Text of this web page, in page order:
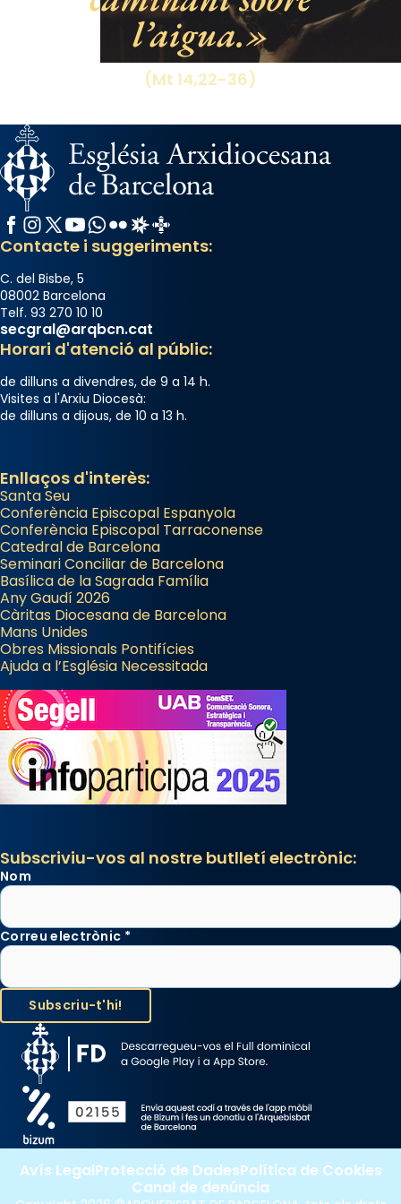
Share
l’aigua.
(Mt 14,22-36)
Facebook
Instagram
X / Twitter
YouTube
WhatsApp
FlickrRadio Estel
Catalunya Cristiana
Contacte i suggeriments:
C. del Bisbe, 5
08002 Barcelona
Telf. 93 270 10 10
secgral@arqbcn.cat
Horari d'atenció al públic:
de dilluns a divendres, de 9 a 14 h.
Visites a l'Arxiu Diocesà:
de dilluns a dijous, de 10 a 13 h.
Enllaços d'interès:
Santa Seu
Conferència Episcopal Espanyola
Conferència Episcopal Tarraconense
Catedral de Barcelona
Seminari Conciliar de Barcelona
Basílica de la Sagrada Família
Any Gaudí 2026
Càritas Diocesana de Barcelona
Mans Unides
Obres Missionals Pontifícies
Ajuda a l’Església Necessitada
Subscriviu-vos al nostre butlletí electrònic:
Nom
Correu electrònic *
Avís LegalProtecció de DadesPolítica de Cookies
Canal de denúncia